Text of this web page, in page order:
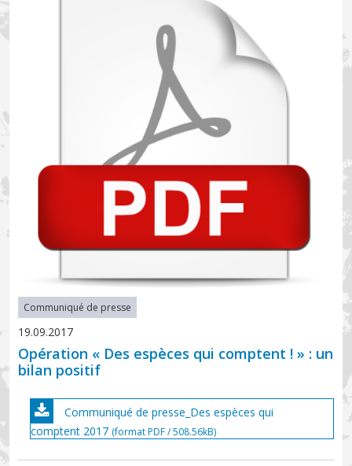
Communiqué de presse
19.09.2017
Opération « Des espèces qui comptent ! » : un
bilan positif
Communiqué de presse_Des espèces qui
comptent 2017 (format PDF / 508.56kB)